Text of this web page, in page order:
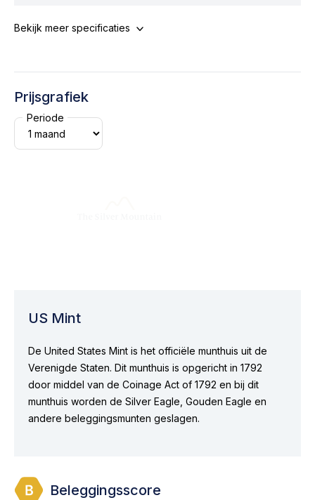
Bekijk meer specificaties
Prijsgrafiek
Periode
US Mint
De United States Mint is het officiële munthuis uit de
Verenigde Staten. Dit munthuis is opgericht in 1792
door middel van de Coinage Act of 1792 en bij dit
munthuis worden de Silver Eagle, Gouden Eagle en
andere beleggingsmunten geslagen.
Beleggingsscore